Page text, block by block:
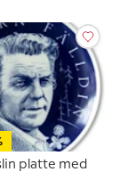
platte med